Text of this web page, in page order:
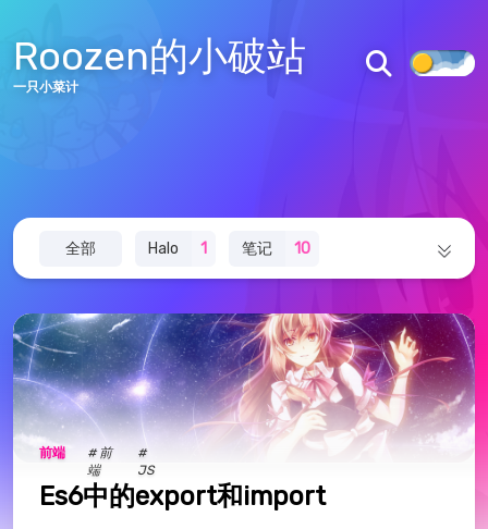
Roozen的小破站
一只小菜计
全部 Halo 1 笔记 10
罗赞诗词文集 17 教程 4 程序员 4
随笔集 8 后端 14 前端 6
默认分类
前端
# 前
端
#
JS
Es6中的export和import
关于
图库
留言板
AURORA主题
AURORA仓库
皖ICP备2022001637号
皖公网安备34122502000211号